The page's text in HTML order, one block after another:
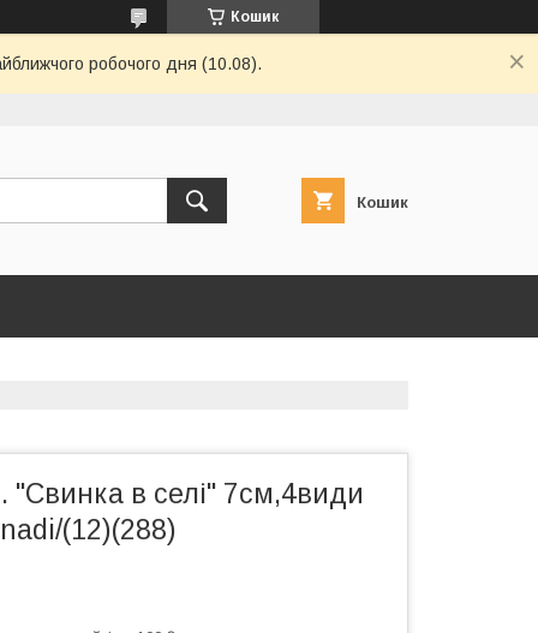
Кошик
робочого дня (10.08).
Кошик
"Свинка в селі" 7см,4види
(12)(288)